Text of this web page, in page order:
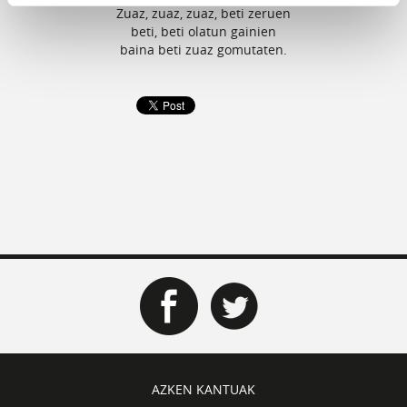
Zuaz, zuaz, zuaz, beti zeruen
beti, beti olatun gainien
baina beti zuaz gomutaten.
AZKEN KANTUAK